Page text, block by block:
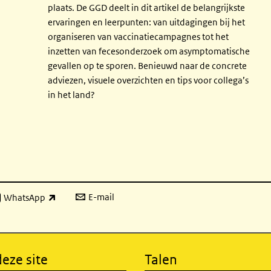
plaats. De GGD deelt in dit artikel de belangrijkste
ervaringen en leerpunten: van uitdagingen bij het
organiseren van vaccinatiecampagnes tot het
inzetten van fecesonderzoek om asymptomatische
gevallen op te sporen. Benieuwd naar de concrete
adviezen, visuele overzichten en tips voor collega’s
in het land?
WhatsApp
link) E-mail
site Talen